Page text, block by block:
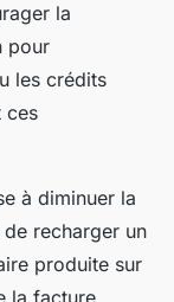
la
pour
les crédits
ces
à diminuer la
recharger un
produite sur
la facture